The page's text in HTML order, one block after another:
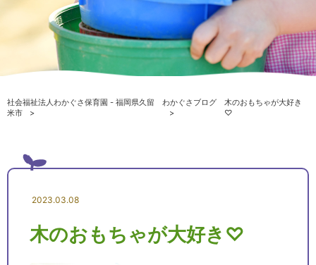
社会福祉法人わかぐさ保育園 - 福岡県久留
米市
わかぐさブログ
木のおもちゃが大好き
♡
2023.03.08
木のおもちゃが大好き♡